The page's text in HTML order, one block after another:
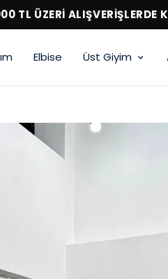
TL ÜZERİ ALIŞVERİŞLERDE
Elbise Üst Giyim